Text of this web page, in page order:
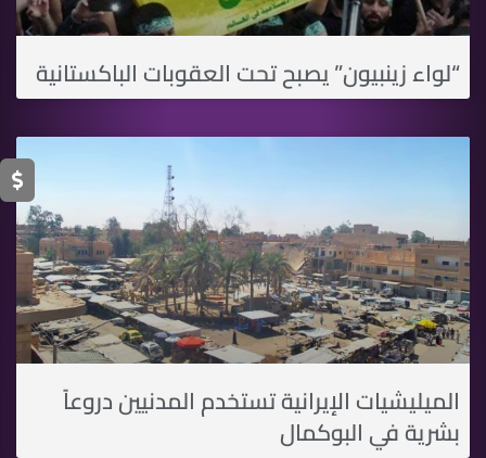
“لواء زينبيون” يصبح تحت العقوبات الباكستانية
الميليشيات الإيرانية تستخدم المدنيين دروعاً
بشرية في البوكمال